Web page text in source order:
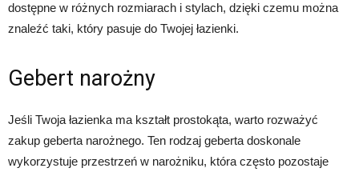
dostępne w różnych rozmiarach i stylach, dzięki czemu można
znaleźć taki, który pasuje do Twojej łazienki.
Gebert narożny
Jeśli Twoja łazienka ma kształt prostokąta, warto rozważyć
zakup geberta narożnego. Ten rodzaj geberta doskonale
wykorzystuje przestrzeń w narożniku, która często pozostaje